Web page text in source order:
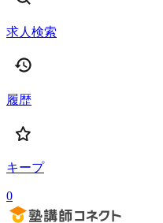
求人検索
履歴
キープ
0